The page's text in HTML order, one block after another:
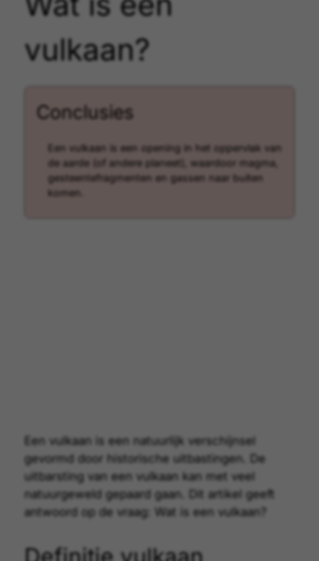
vulkaan?
Een vulkaan is een natuurlijk verschijnsel
gevormd door historische uitbastingen. De
uitbarsting van een vulkaan kan met veel
natuurgeweld gepaard gaan. Dit artikel geeft
antwoord op de vraag: Wat is een vulkaan?
Conclusies
Een vulkaan is een opening in het oppervlak van
de aarde (of andere planeet), waardoor magma,
gesteentefragmenten en gassen naar buiten
komen.